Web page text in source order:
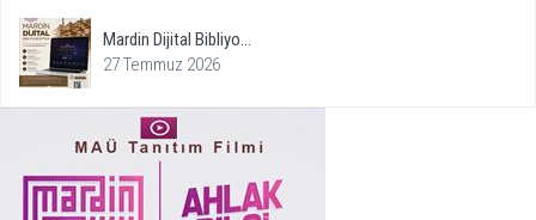
Mardin Dijital Bibliyo...
27 Temmuz 2026